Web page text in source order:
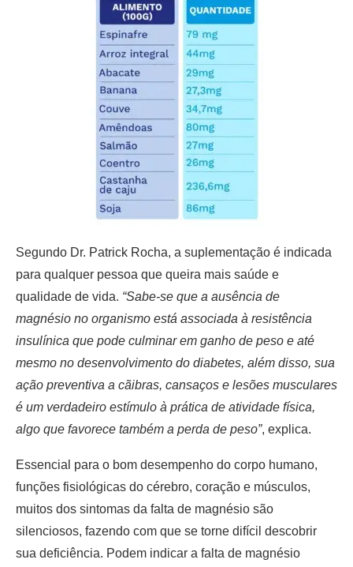
Segundo Dr. Patrick Rocha, a suplementação é indicada
para qualquer pessoa que queira mais saúde e
qualidade de vida. “Sabe-se que a ausência de
magnésio no organismo está associada à resistência
insulínica que pode culminar em ganho de peso e até
mesmo no desenvolvimento do diabetes, além disso, sua
ação preventiva a cãibras, cansaços e lesões musculares
é um verdadeiro estímulo à prática de atividade física,
algo que favorece também a perda de peso”, explica.
Essencial para o bom desempenho do corpo humano,
funções fisiológicas do cérebro, coração e músculos,
muitos dos sintomas da falta de magnésio são
silenciosos, fazendo com que se torne difícil descobrir
sua deficiência. Podem indicar a falta de magnésio